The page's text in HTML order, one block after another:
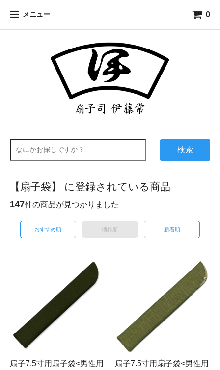
メニュー 0
検索
【扇子袋】 に登録されている商品
147件の商品が見つかりました
おすすめ順 価格順 新着順
扇子7.5寸用扇子袋<男性用
扇子7.5寸用扇子袋<男性用